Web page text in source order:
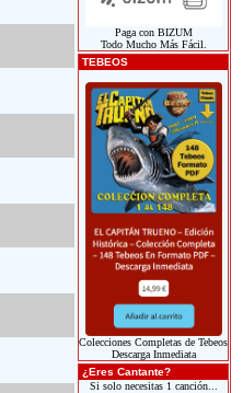
Paga con BIZUM
Todo Mucho Más Fácil.
TEBEOS
Colecciones Completas de Tebeos
Descarga Inmediata
¿Eres Cantante?
Si solo necesitas 1 canción...